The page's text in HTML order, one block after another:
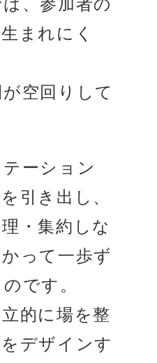
、参加者の
まれにく
空回りして
ーション
引き出し、
・集約しな
って一歩ず
です。
的に場を整
デザインす